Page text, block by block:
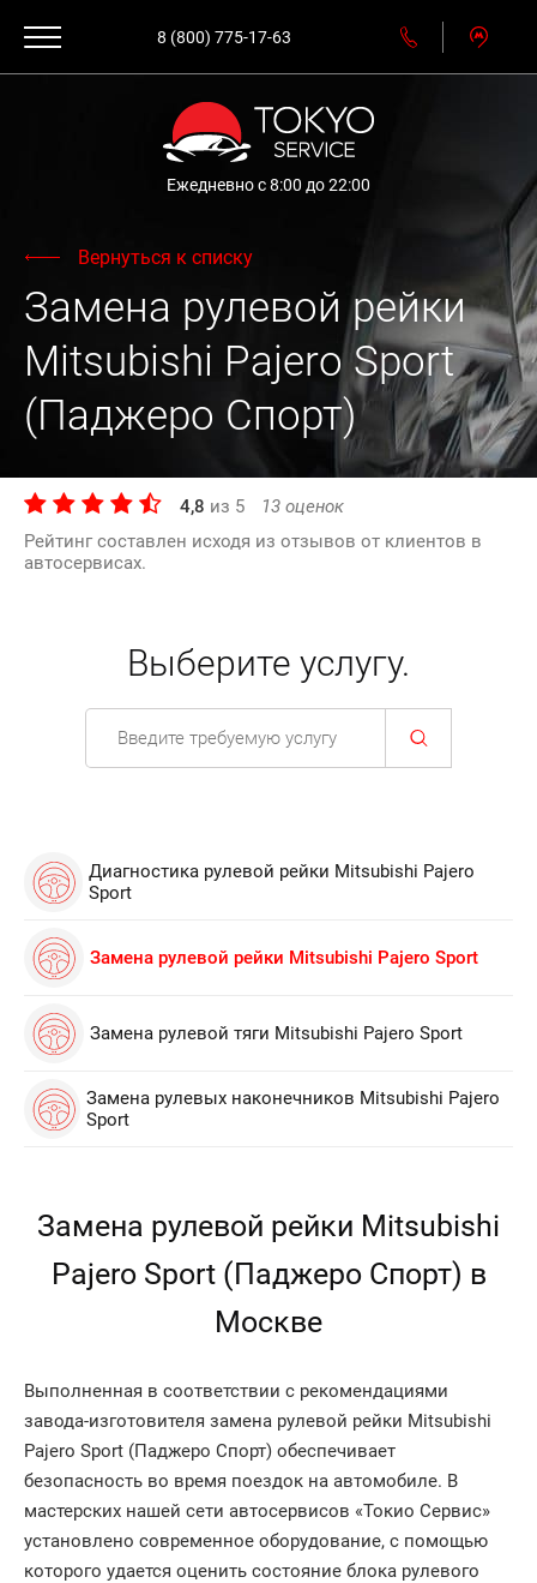
8 (800) 775-17-63
Ежедневно с 8:00 до 22:00
Вернуться к списку
Замена рулевой рейки
Mitsubishi Pajero Sport
(Паджеро Спорт)
4,8 из 5 13 оценок
Рейтинг составлен исходя из отзывов от клиентов в
автосервисах.
Выберите услугу.
Диагностика рулевой рейки Mitsubishi Pajero
Sport
Замена рулевой рейки Mitsubishi Pajero Sport
Замена рулевой тяги Mitsubishi Pajero Sport
Замена рулевых наконечников Mitsubishi Pajero
Sport
Замена рулевой рейки Mitsubishi
Pajero Sport (Паджеро Спорт) в
Москве
Выполненная в соответствии с рекомендациями
завода-изготовителя замена рулевой рейки Mitsubishi
Pajero Sport (Паджеро Спорт) обеспечивает
безопасность во время поездок на автомобиле. В
мастерских нашей сети автосервисов «Токио Сервис»
установлено современное оборудование, с помощью
которого удается оценить состояние блока рулевого